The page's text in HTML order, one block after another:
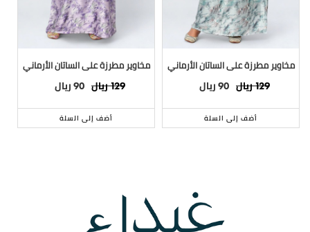
مخاوير مطرزة على الساتان الأرماني
ريال129 ريال 90
أضف إلى السلة
مخاوير مطرزة على الساتان الأرماني
ريال129 ريال 90
أضف إلى السلة